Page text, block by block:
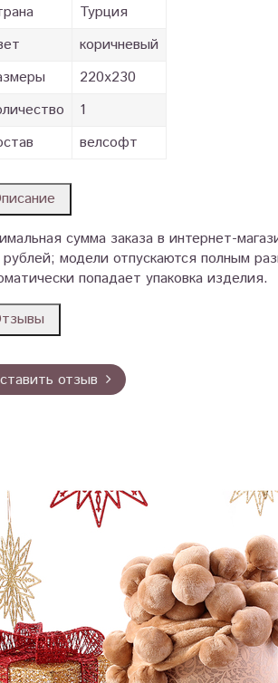
Турция
коричневый
220х230
1
велсофт
сумма заказа в интернет-
модели отпускаются полным
попадает упаковка изделия.
отзыв